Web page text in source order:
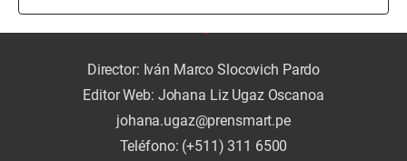
Director: Iván Marco Slocovich Pardo
Editor Web: Johana Liz Ugaz Oscanoa
johana.ugaz@prensmart.pe
Teléfono: (+511) 311 6500